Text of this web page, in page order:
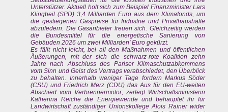
Unterstützer. Aktuell holt sich zum Beispiel Finanzminister Lars
Klingbeil (SPD) 3,4 Milliarden Euro aus dem Klimafonds, um
die gestiegenen Gaspreise für Industrie und Privathaushalte
abzufedern. Die Gasanbieter freuen sich. Gleichzeitig werden
die Bundesmittel für die energetische Sanierung von
Gebäuden 2026 um zwei Milliarden' Euro gekürzt.
Es fällt nicht leicht, bei all den Maßnahmen und öffentlichen
Äußerungen, mit der sich die schwarz-rote Koalition zehn
Jahre nach Abschluss des Pariser Klimaschutzabkommens
vom Sinn und Geist des Vertrags verabschiedet, den Überblick
zu behalten. Innerhalb weniger Tage fordern Markus Söder
(CSU) und Friedrich Merz (CDU) das Aus für den EU-weiten
Abschied vom Verbrennermotor; zerlegt Wirtschaftsministerin
Katherina Reiche die Energiewende und behauptet ihr für
Landwirtschaft zuständiger Unionskollege Alois Rainer wider